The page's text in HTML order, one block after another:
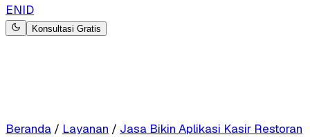
ENID
Konsultasi Gratis
Beranda / Layanan / Jasa Bikin Aplikasi Kasir Restoran